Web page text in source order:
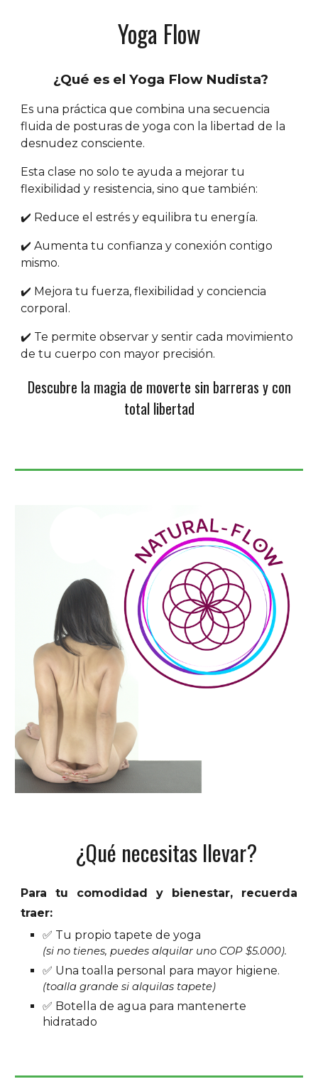
Yoga Flow
¿Qué es el Yoga Flow Nudista?
Es una práctica que combina una secuencia
fluida de posturas de yoga con la libertad de la
desnudez consciente.
Esta clase no solo te ayuda a mejorar tu
flexibilidad y resistencia, sino que también:
✔️ Reduce el estrés y equilibra tu energía.
✔️ Aumenta tu confianza y conexión contigo
mismo.
✔️ Mejora tu fuerza, flexibilidad y conciencia
corporal.
✔️ Te permite observar y sentir cada movimiento
de tu cuerpo con mayor precisión.
Descubre la magia de moverte sin barreras y con
total libertad
¿Qué necesitas llevar?
Para tu comodidad y bienestar, recuerda
traer:
✅ Tu propio tapete de yoga
(si no tienes, puedes alquilar uno COP $5.000).
✅ Una toalla personal para mayor higiene.
(toalla grande si alquilas tapete)
✅ Botella de agua para mantenerte
hidratado